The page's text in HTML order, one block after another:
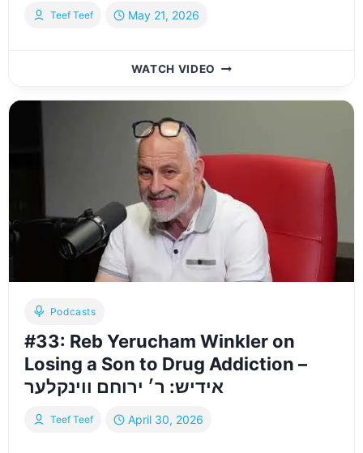
שיקול
–
יושב
עם
ישעיה
העשיל
בהפלת
לב
טהור
Teef Teef May 21, 2026
WATCH VIDEO #35:
HESHY
אידיש:
מנדלסון
Podcasts
#33: Reb Yerucham Winkler on
Losing a Son to Drug Addiction –
אידיש: ר׳ ירוחם ווינקלער
Teef Teef April 30, 2026